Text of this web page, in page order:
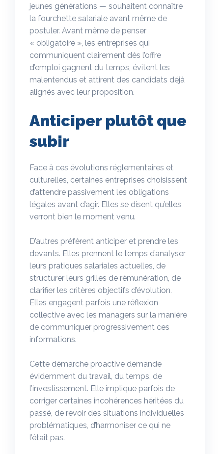
jeunes générations — souhaitent connaître
la fourchette salariale avant même de
postuler. Avant même de penser
« obligatoire », les entreprises qui
communiquent clairement dès l’offre
d’emploi gagnent du temps, évitent les
malentendus et attirent des candidats déjà
alignés avec leur proposition.
Anticiper plutôt que
subir
Face à ces évolutions réglementaires et
culturelles, certaines entreprises choisissent
d’attendre passivement les obligations
légales avant d’agir. Elles se disent qu’elles
verront bien le moment venu.
D’autres préfèrent anticiper et prendre les
devants. Elles prennent le temps d’analyser
leurs pratiques salariales actuelles, de
structurer leurs grilles de rémunération, de
clarifier les critères objectifs d’évolution.
Elles engagent parfois une réflexion
collective avec les managers sur la manière
de communiquer progressivement ces
informations.
Cette démarche proactive demande
évidemment du travail, du temps, de
l’investissement. Elle implique parfois de
corriger certaines incohérences héritées du
passé, de revoir des situations individuelles
problématiques, d’harmoniser ce qui ne
l’était pas.